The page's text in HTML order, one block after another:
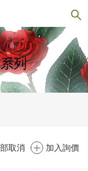
列
取消 加入詢價